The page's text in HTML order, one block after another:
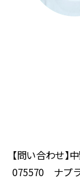
【問い合わせ
075570 ナプ